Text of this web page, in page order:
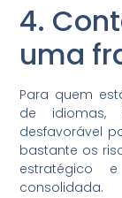
4.
uma
Para quem
de idiomas,
desfavorável
bastante os
estratégico
consolidada.